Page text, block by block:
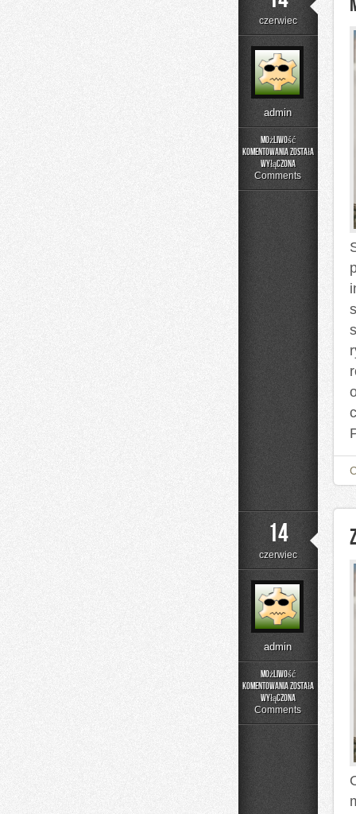
czerwiec
admin
Możliwość
komentowania
Size
została
wyłączona
Comments
14
czerwiec
admin
Możliwość
komentowania
Zapachowe
Inspiracje
została
wyłączona
Comments